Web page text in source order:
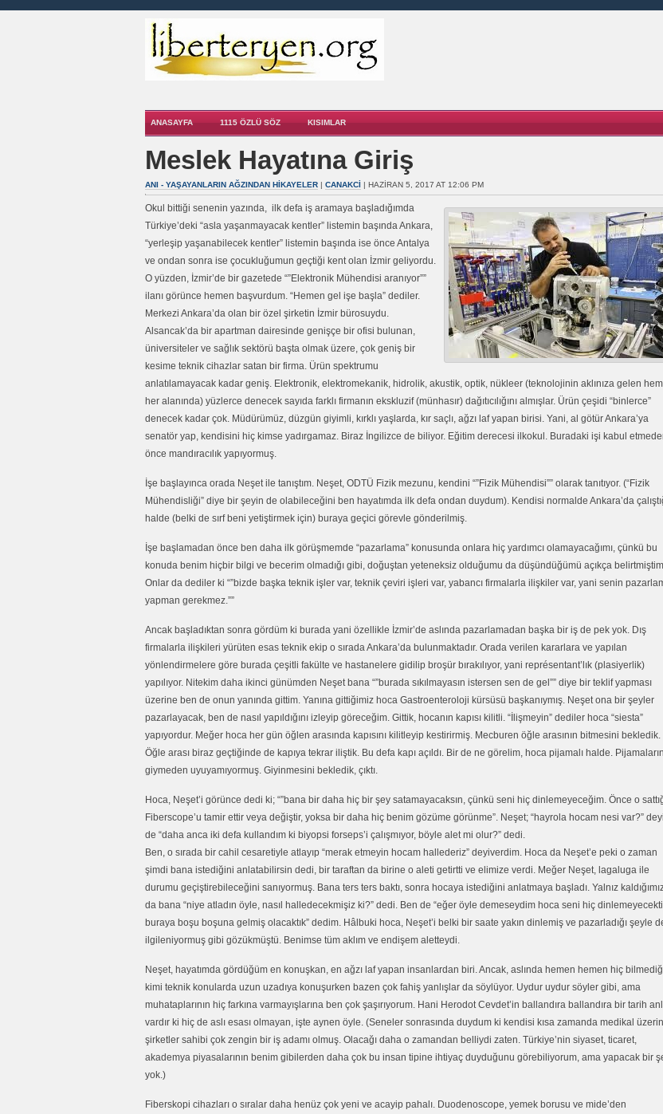
ANASAYFA 1115 ÖZLÜ SÖZ KISIMLAR
Meslek Hayatına Giriş
ANI - YAŞAYANLARIN AĞZINDAN HIKAYELER | CANAKCI | HAZIRAN 5, 2017 AT 12:06 PM
Okul bittiği senenin yazında, ilk defa iş aramaya başladığımda
Türkiye’deki “asla yaşanmayacak kentler” listemin başında Ankara,
“yerleşip yaşanabilecek kentler” listemin başında ise önce Antalya
ve ondan sonra ise çocukluğumun geçtiği kent olan İzmir geliyordu.
O yüzden, İzmir’de bir gazetede “”Elektronik Mühendisi aranıyor””
ilanı görünce hemen başvurdum. “Hemen gel işe başla” dediler.
Merkezi Ankara’da olan bir özel şirketin İzmir bürosuydu.
Alsancak’da bir apartman dairesinde genişçe bir ofisi bulunan,
üniversiteler ve sağlık sektörü başta olmak üzere, çok geniş bir
kesime teknik cihazlar satan bir firma. Ürün spektrumu
anlatılamayacak kadar geniş. Elektronik, elektromekanik, hidrolik, akustik, optik, nükleer (teknolojinin aklınıza gelen
her alanında) yüzlerce denecek sayıda farklı firmanın ekskluzif (münhasır) dağıtıcılığını almışlar. Ürün çeşidi “binlerce”
denecek kadar çok. Müdürümüz, düzgün giyimli, kırklı yaşlarda, kır saçlı, ağzı laf yapan birisi. Yani, al götür Ankara’ya
senatör yap, kendisini hiç kimse yadırgamaz. Biraz İngilizce de biliyor. Eğitim derecesi ilkokul. Buradaki işi kabul
önce mandıracılık yapıyormuş.
İşe başlayınca orada Neşet ile tanıştım. Neşet, ODTÜ Fizik mezunu, kendini “”Fizik Mühendisi”” olarak tanıtıyor. (“Fizik
Mühendisliği” diye bir şeyin de olabileceğini ben hayatımda ilk defa ondan duydum). Kendisi normalde Ankara’da
halde (belki de sırf beni yetiştirmek için) buraya geçici görevle gönderilmiş.
İşe başlamadan önce ben daha ilk görüşmemde “pazarlama” konusunda onlara hiç yardımcı olamayacağımı, çünkü bu
konuda benim hiçbir bilgi ve becerim olmadığı gibi, doğuştan yeteneksiz olduğumu da düşündüğümü açıkça
Onlar da dediler ki “”bizde başka teknik işler var, teknik çeviri işleri var, yabancı firmalarla ilişkiler var, yani senin
yapman gerekmez.””
Ancak başladıktan sonra gördüm ki burada yani özellikle İzmir’de aslında pazarlamadan başka bir iş de pek yok. Dış
firmalarla ilişkileri yürüten esas teknik ekip o sırada Ankara’da bulunmaktadır. Orada verilen kararlara ve yapılan
yönlendirmelere göre burada çeşitli fakülte ve hastanelere gidilip broşür bırakılıyor, yani représentant’lık (plasiyerlik)
yapılıyor. Nitekim daha ikinci günümden Neşet bana “”burada sıkılmayasın istersen sen de gel”” diye bir teklif yapması
üzerine ben de onun yanında gittim. Yanına gittiğimiz hoca Gastroenteroloji kürsüsü başkanıymış. Neşet ona bir şeyler
pazarlayacak, ben de nasıl yapıldığını izleyip göreceğim. Gittik, hocanın kapısı kilitli. “İlişmeyin” dediler hoca “siesta”
yapıyordur. Meğer hoca her gün öğlen arasında kapısını kilitleyip kestirirmiş. Mecburen öğle arasının bitmesini bekledik.
Öğle arası biraz geçtiğinde de kapıya tekrar iliştik. Bu defa kapı açıldı. Bir de ne görelim, hoca pijamalı halde.
giymeden uyuyamıyormuş. Giyinmesini bekledik, çıktı.
Hoca, Neşet’i görünce dedi ki; “”bana bir daha hiç bir şey satamayacaksın, çünkü seni hiç dinlemeyeceğim. Önce o
Fiberscope’u tamir ettir veya değiştir, yoksa bir daha hiç benim gözüme görünme”. Neşet; “hayrola hocam nesi var?”
de “daha anca iki defa kullandım ki biyopsi forseps’i çalışmıyor, böyle alet mi olur?” dedi.
Ben, o sırada bir cahil cesaretiyle atlayıp “merak etmeyin hocam hallederiz” deyiverdim. Hoca da Neşet’e peki o zaman
şimdi bana istediğini anlatabilirsin dedi, bir taraftan da birine o aleti getirtti ve elimize verdi. Meğer Neşet, lagaluga ile
durumu geçiştirebileceğini sanıyormuş. Bana ters ters baktı, sonra hocaya istediğini anlatmaya başladı. Yalnız
da bana “niye atladın öyle, nasıl halledecekmişiz ki?” dedi. Ben de “eğer öyle demeseydim hoca seni hiç
buraya boşu boşuna gelmiş olacaktık” dedim. Hâlbuki hoca, Neşet’i belki bir saate yakın dinlemiş ve pazarladığı şeyle
ilgileniyormuş gibi gözükmüştü. Benimse tüm aklım ve endişem aletteydi.
Neşet, hayatımda gördüğüm en konuşkan, en ağzı laf yapan insanlardan biri. Ancak, aslında hemen hemen hiç
kimi teknik konularda uzun uzadıya konuşurken bazen çok fahiş yanlışlar da söylüyor. Uydur uydur söyler gibi, ama
muhataplarının hiç farkına varmayışlarına ben çok şaşırıyorum. Hani Herodot Cevdet’in ballandıra ballandıra bir tarih
vardır ki hiç de aslı esası olmayan, işte aynen öyle. (Seneler sonrasında duydum ki kendisi kısa zamanda medikal
şirketler sahibi çok zengin bir iş adamı olmuş. Olacağı daha o zamandan belliydi zaten. Türkiye’nin siyaset, ticaret,
akademya piyasalarının benim gibilerden daha çok bu insan tipine ihtiyaç duyduğunu görebiliyorum, ama yapacak bir
yok.)
Fiberskopi cihazları o sıralar daha henüz çok yeni ve acayip pahalı. Duodenoscope, yemek borusu ve mide’den